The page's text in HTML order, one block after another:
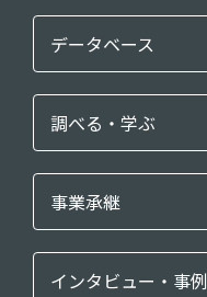
データベース
調べる・学ぶ
事業承継
インタビュー・事例